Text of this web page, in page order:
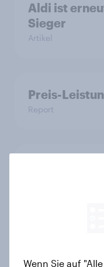
Aldi ist
Sieger
Artikel
Preis-
Report
Wenn Sie auf